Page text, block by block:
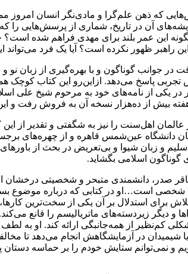
که ذهن علم‌گرا و مادی‌نگر انسان امروز
ریشه‌های آن در تاریخ، شماری از
این عمر بلند برای مهدی فراهم شدە
راهبر ظهور نکردە است؟ آیا یک فرد
جوانب گوناگون و با بهره‌گیری از زبان نو
پاسخ می‌دهد. ازاین‌رو این کتاب کوچک
یکی از نامه‌های خود به مرحوم شیخ علی
هفته بیش از ده‌هزار نسخه آن به فروش رفت و
عالمان اهل‌سنت را نیز به شگفتی و تقدیر از
دانشگاه عین‌شمس قاهره و از چهره‌های
و زبان شیوا و بی‌تعریض در بحث از
اسلامی بگشاید.
صدر، دانشمندی متبحر و شخصیتی
شخصی است…او در کتابی که درباره موضوع
برای استدلال بر آن یکی از سخت‌ترین
و دیگر زیردسته‌های ماتریالیسم را قانع
کم‌نظیر از همه‌جانبگی ارائه کند. او به
در آزمایشگاهش انجام می‌دهد تا
و نمی‌توانم ستایش خودم را بر حماسه دستان